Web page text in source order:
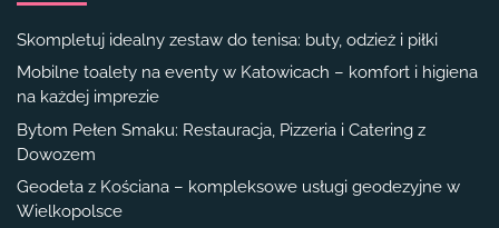
Skompletuj idealny zestaw do tenisa: buty, odzież i piłki
Mobilne toalety na eventy w Katowicach – komfort i higiena
na każdej imprezie
Bytom Pełen Smaku: Restauracja, Pizzeria i Catering z
Dowozem
Geodeta z Kościana – kompleksowe usługi geodezyjne w
Wielkopolsce